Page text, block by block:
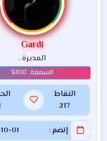
Gardi
المديرة .
النقاط
217
إنضم 01